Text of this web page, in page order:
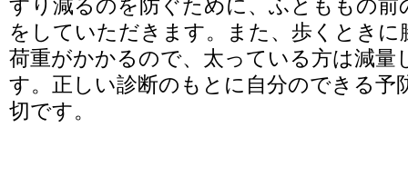
すり減るのを防ぐために、ふとももの前
をしていただきます。また、歩くときに
荷重がかかるので、太っている方は減量
す。正しい診断のもとに自分のできる予
切です。